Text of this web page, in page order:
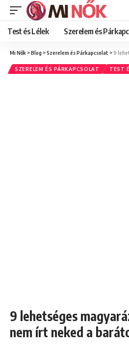
Test és Lélek Szerelem és
Mi Nők >Blog >Szerelem és Párkapcsolat >9
SZERELEM ÉS PÁRKAPCSOLAT TEST
9 lehetséges
nem írt neked a